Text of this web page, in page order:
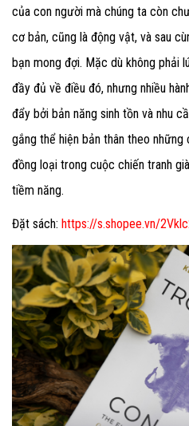
của con người mà chúng ta còn
cơ bản, cũng là động vật, và sau
bạn mong đợi. Mặc dù không phải
đầy đủ về điều đó, nhưng nhiều
đẩy bởi bản năng sinh tồn và nhu
gắng thể hiện bản thân theo
đồng loại trong cuộc chiến tranh
tiềm năng.
Đặt sách: https://s.shopee.vn/